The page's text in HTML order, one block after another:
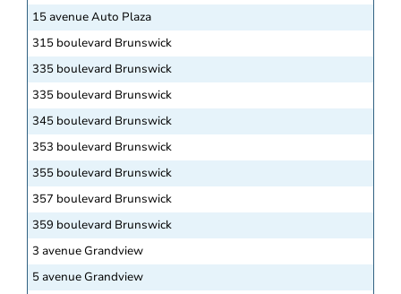
15 avenue Auto Plaza
315 boulevard Brunswick
335 boulevard Brunswick
335 boulevard Brunswick
345 boulevard Brunswick
353 boulevard Brunswick
355 boulevard Brunswick
357 boulevard Brunswick
359 boulevard Brunswick
3 avenue Grandview
5 avenue Grandview